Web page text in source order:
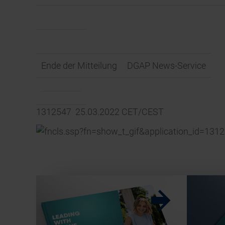
Ende der Mitteilung DGAP News-Service
1312547 25.03.2022 CET/CEST
w